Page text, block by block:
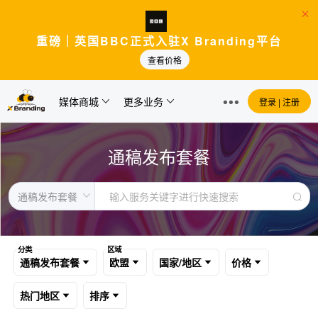
重磅｜英国BBC正式入驻X Branding平台
查看价格
媒体商城 更多业务 登录 | 注册
通稿发布套餐
分类
通稿发布套餐
区域
欧盟 国家/地区 价格
热门地区 排序